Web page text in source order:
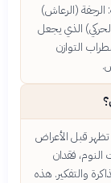
(الرعاش)
الذي يجعل
التوازن
تظهر قبل الأعراض
فقدان
والتفكير. هذه